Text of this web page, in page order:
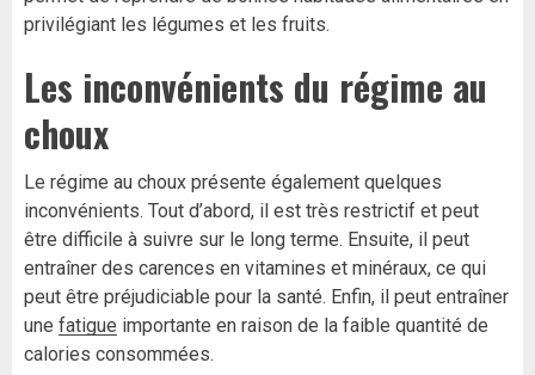
privilégiant les légumes et les fruits.
Les inconvénients du régime au
choux
Le régime au choux présente également quelques
inconvénients. Tout d’abord, il est très restrictif et peut
être difficile à suivre sur le long terme. Ensuite, il peut
entraîner des carences en vitamines et minéraux, ce qui
peut être préjudiciable pour la santé. Enfin, il peut entraîner
une fatigue importante en raison de la faible quantité de
calories consommées.